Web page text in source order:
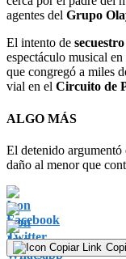
agentes del Grupo
El intento de secuestro
espectáculo musical
que congregó a miles
vial en el Circuito de
ALGO MÁS
El detenido
daño al menor que